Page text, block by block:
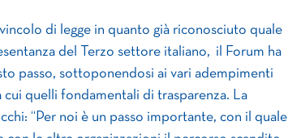
di legge in quanto già riconosciuto quale
del Terzo settore italiano, il Forum ha
passo, sottoponendosi ai vari adempimenti
quelli fondamentali di trasparenza. La
“Per noi è un passo importante, con il quale